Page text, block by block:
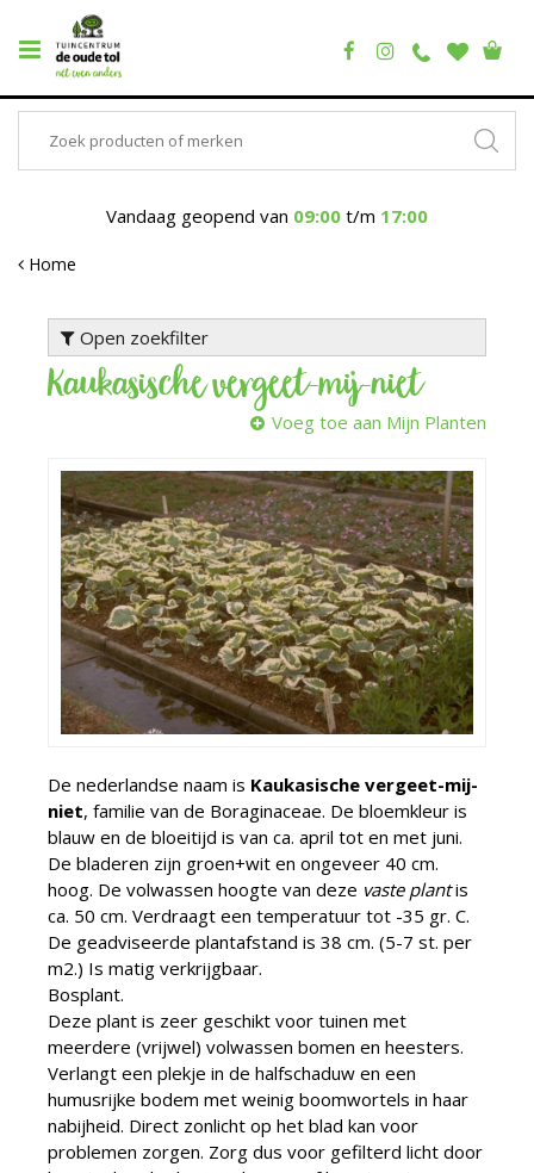
Vandaag geopend van 09:00 t/m 17:00
Home
Open zoekfilter
Kaukasische vergeet-mij-niet
Voeg toe aan Mijn Planten
De nederlandse naam is Kaukasische vergeet-mij-
niet, familie van de Boraginaceae. De bloemkleur is
blauw en de bloeitijd is van ca. april tot en met juni.
De bladeren zijn groen+wit en ongeveer 40 cm.
hoog. De volwassen hoogte van deze vaste plantis
ca. 50 cm. Verdraagt een temperatuur tot -35 gr. C.
De geadviseerde plantafstand is 38 cm. (5-7 st. per
m2.) Is matig verkrijgbaar.
Bosplant.
Deze plant is zeer geschikt voor tuinen met
meerdere (vrijwel) volwassen bomen en heesters.
Verlangt een plekje in de halfschaduw en een
humusrijke bodem met weinig boomwortels in haar
nabijheid. Direct zonlicht op het blad kan voor
problemen zorgen. Zorg dus voor gefilterd licht door